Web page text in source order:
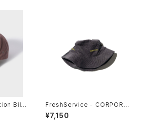
Bill
FreshService - CORPORAT
E CORDUROY HAT
¥7,150